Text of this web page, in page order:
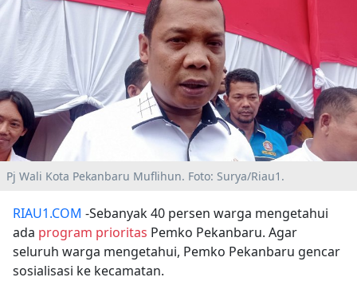
Pj Wali Kota Pekanbaru Muflihun. Foto: Surya/Riau1.
RIAU1.COM -Sebanyak 40 persen warga mengetahui
ada program prioritas Pemko Pekanbaru. Agar
seluruh warga mengetahui, Pemko Pekanbaru gencar
sosialisasi ke kecamatan.